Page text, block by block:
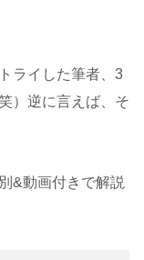
ライした筆者、3
）逆に言えば、そ
&動画付きで解説